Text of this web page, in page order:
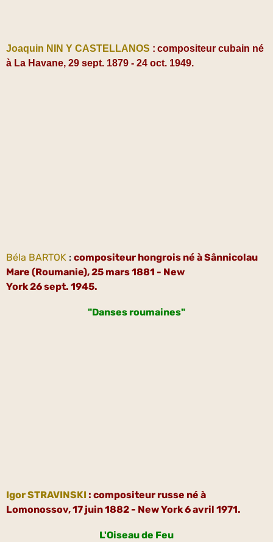
Joaquin NIN Y CASTELLANOS : compositeur cubain né
à La Havane, 29 sept. 1879 - 24 oct. 1949.
Béla BARTOK : compositeur hongrois né à Sânnicolau
Mare (Roumanie), 25 mars 1881 - New
York 26 sept. 1945.
"Danses roumaines"
Igor STRAVINSKI : compositeur russe né à
Lomonossov, 17 juin 1882 - New York 6 avril 1971.
L'Oiseau de Feu